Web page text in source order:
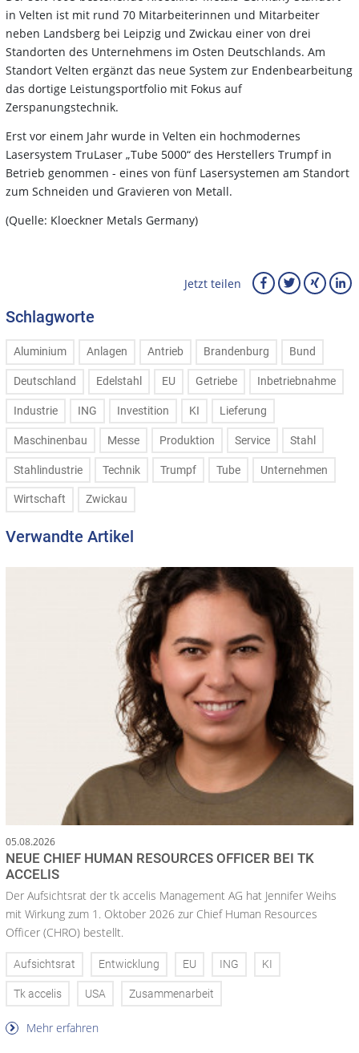
in Velten ist mit rund 70 Mitarbeiterinnen und Mitarbeiter
neben Landsberg bei Leipzig und Zwickau einer von drei
Standorten des Unternehmens im Osten Deutschlands. Am
Standort Velten ergänzt das neue System zur Endenbearbeitung
das dortige Leistungsportfolio mit Fokus auf
Zerspanungstechnik.
Erst vor einem Jahr wurde in Velten ein hochmodernes
Lasersystem TruLaser „Tube 5000“ des Herstellers Trumpf in
Betrieb genommen - eines von fünf Lasersystemen am Standort
zum Schneiden und Gravieren von Metall.
(Quelle: Kloeckner Metals Germany)
Jetzt teilen
Schlagworte
Aluminium Anlagen Antrieb Brandenburg Bund
Deutschland Edelstahl EU Getriebe Inbetriebnahme
Industrie ING Investition KI Lieferung
Maschinenbau Messe Produktion Service Stahl
Stahlindustrie Technik Trumpf Tube Unternehmen
Wirtschaft Zwickau
Verwandte Artikel
05.08.2026
NEUE CHIEF HUMAN RESOURCES OFFICER BEI TK
ACCELIS
Der Aufsichtsrat der tk accelis Management AG hat Jennifer Weihs
mit Wirkung zum 1. Oktober 2026 zur Chief Human Resources
Officer (CHRO) bestellt.
Aufsichtsrat Entwicklung EU ING KI
Tk accelis USA Zusammenarbeit
Mehr erfahren